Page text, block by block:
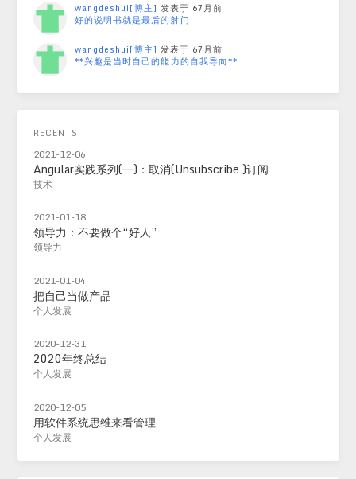
wangdeshui[博主] 发表于 67月前
好的说明书就是最后的射门
wangdeshui[博主] 发表于 67月前
**兴趣是当时自己的能力的自我导向**
RECENTS
2021-12-06
Angular实践系列(一)：取消(Unsubscribe )订阅
技术
2021-01-18
领导力：不要做个“好人”
领导力
2021-01-04
把自己当做产品
个人发展
2020-12-31
2020年终总结
个人发展
2020-12-05
用软件系统思维来看管理
个人发展